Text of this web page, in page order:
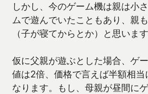
しかし、今のゲーム機は親は小
ムで遊んでいたこともあり、親
（子が寝てからとか）と思います
仮に父親が遊ぶとした場合、ゲ
値は2倍、価格で言えば半額相当
なります。もし、母親が昼間に